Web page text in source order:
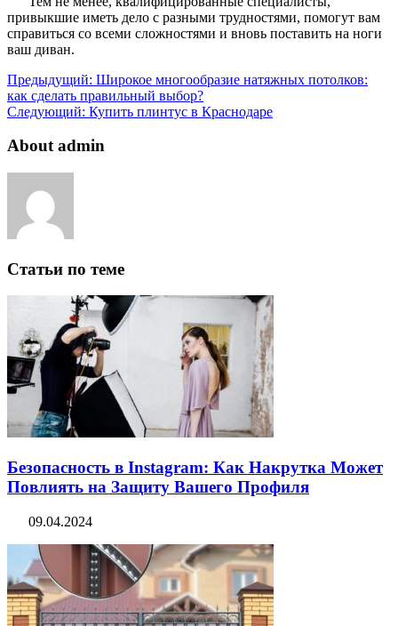
привыкшие иметь дело с разными трудностями, помогут вам
справиться со всеми сложностями и вновь поставить на ноги
ваш диван.
Предыдущий: Широкое многообразие натяжных потолков:
как сделать правильный выбор?
Следующий: Купить плинтус в Краснодаре
About admin
Статьи по теме
Безопасность в Instagram: Как Накрутка Может
Повлиять на Защиту Вашего Профиля
09.04.2024